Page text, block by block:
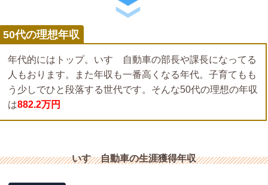
50代の理想年収
年代的にはトップ。いすゞ自動車の部長や課長になってる
人もおります。また年収も一番高くなる年代。子育てもも
う少しでひと段落する世代です。そんな50代の理想の年収
は882.2万円
いすゞ自動車の生涯獲得年収